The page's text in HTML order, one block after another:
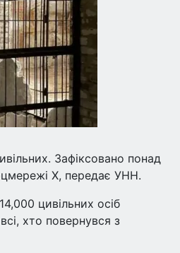
Зафіксовано понад
X, передає УНН.
цивільних осіб
хто повернувся з